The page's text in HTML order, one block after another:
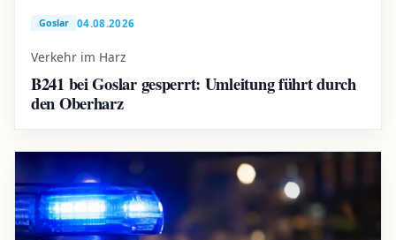
Goslar 04.08.2026
Verkehr im Harz
B241 bei Goslar gesperrt: Umleitung führt durch
den Oberharz